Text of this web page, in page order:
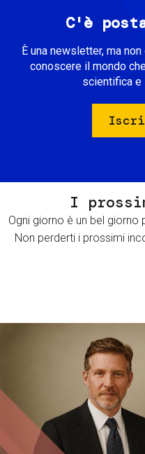
C'è
È una newsletter, ma
conoscere il mondo
scientifica e
I
Ogni giorno è un bel giorno
Non perderti i prossimi